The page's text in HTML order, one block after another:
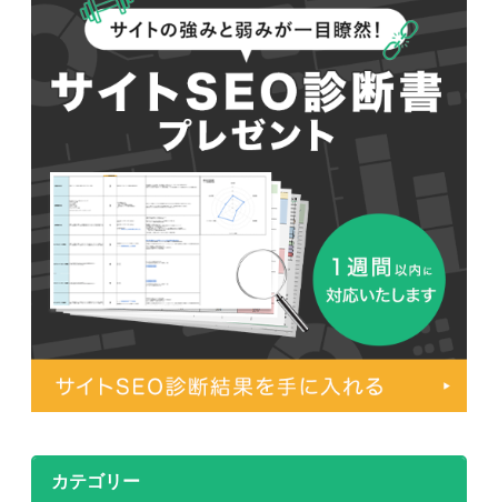
カテゴリー